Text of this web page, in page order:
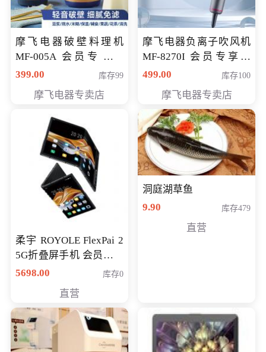
摩飞电器破壁料理机
MF-005A 会员专享价
198元
399.00 库存99
摩飞电器专卖店
摩飞电器负离子吹风机
MF-8270I 会员专享价
369元
499.00 库存100
摩飞电器专卖店
柔宇 ROYOLE FlexPai 2
5G折叠屏手机 会员专享
购买价格 4998元
5698.00 库存0
直营
洞庭湖草鱼
9.90
库存479
直营